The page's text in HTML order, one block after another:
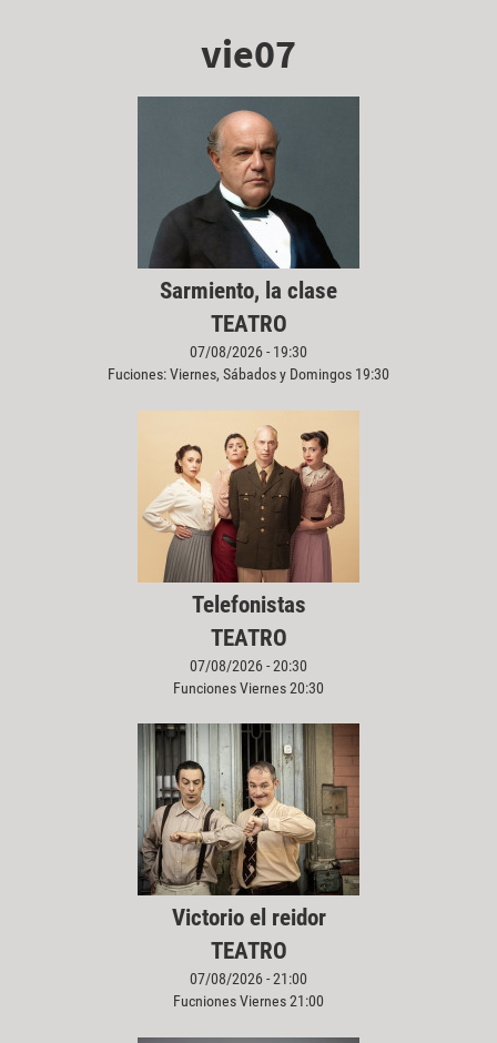
vie07
Sarmiento, la clase
TEATRO
07/08/2026 - 19:30
Fuciones: Viernes, Sábados y Domingos 19:30
Telefonistas
TEATRO
07/08/2026 - 20:30
Funciones Viernes 20:30
Victorio el reidor
TEATRO
07/08/2026 - 21:00
Fucniones Viernes 21:00